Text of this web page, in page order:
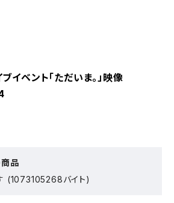
ベント「ただいま。」映像
品
(1073105268バイト)